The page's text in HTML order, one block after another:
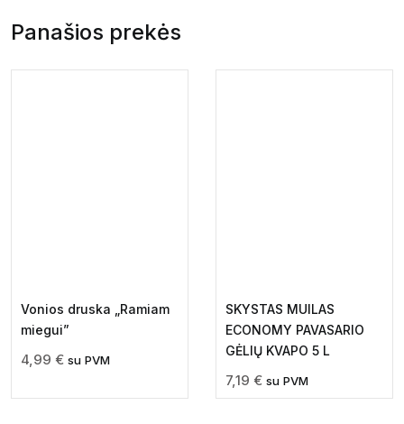
Panašios prekės
Vonios druska „Ramiam
miegui”
4,99 € su PVM
SKYSTAS MUILAS
ECONOMY PAVASARIO
GĖLIŲ KVAPO 5 L
7,19 € su PVM